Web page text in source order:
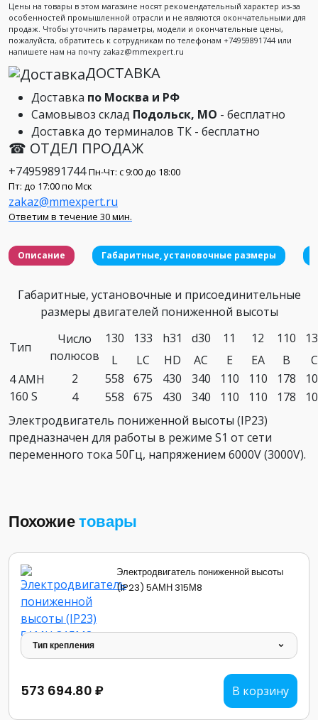
Цены на товары в этом магазине носят рекомендательный характер из-за
особенностей промышленной отрасли и не являются окончательными для
продаж. Чтобы уточнить параметры, модели и окончательные цены,
пожалуйста, обратитесь к сотрудникам по телефонам +74959891744 или
напишете нам на почту zakaz@mmexpert.ru
ДОСТАВКА
Доставка по Москва и РФ
Самовывоз склад Подольск, МО - бесплатно
Доставка до терминалов ТК - бесплатно
☎ ОТДЕЛ ПРОДАЖ
+74959891744 Пн-Чт: с 9:00 до 18:00
Пт: до 17:00 по Мск
zakaz@mmexpert.ru
Ответим в течение 30 мин.
Описание Габаритные, установочные размеры
Габаритные, установочные и присоединительные
размеры двигателей пониженной высоты
Тип
Число
полюсов
130 133 h31 d30 11 12 110
L
LC HD AC E EA B
C
4 АМН
160 S
2 558 675 430 340 110 110 178
4
558 675 430 340 110 110 178
Электродвигатель пониженной высоты (IP23)
предназначен для работы в режиме S1 от сети
переменного тока 50Гц, напряжением 6000V (3000V).
Похожиетовары
Электродвигатель пониженной высоты
(IP23) 5АМН 315М8
Тип крепления
573 694.80 ₽ В корзину